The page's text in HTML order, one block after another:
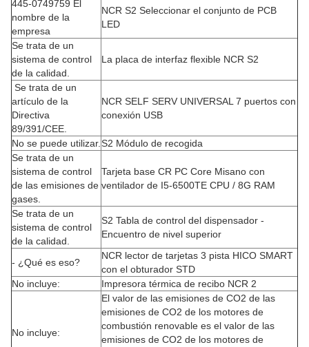
445-0749759 El
nombre de la
empresa
NCR S2 Seleccionar el conjunto de PCB
LED
Se trata de un
sistema de control
de la calidad.
La placa de interfaz flexible NCR S2
Se trata de un
artículo de la
Directiva
89/391/CEE.
NCR SELF SERV UNIVERSAL 7 puertos con
conexión USB
No se puede utilizar. S2 Módulo de recogida
Se trata de un
sistema de control
de las emisiones de
gases.
Tarjeta base CR PC Core Misano con
ventilador de I5-6500TE CPU / 8G RAM
Se trata de un
sistema de control
de la calidad.
S2 Tabla de control del dispensador -
Encuentro de nivel superior
- ¿Qué es eso?
NCR lector de tarjetas 3 pista HICO SMART
con el obturador STD
No incluye:
Impresora térmica de recibo NCR 2
No incluye:
El valor de las emisiones de CO2 de las
emisiones de CO2 de los motores de
combustión renovable es el valor de las
emisiones de CO2 de los motores de